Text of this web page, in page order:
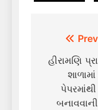
Post
હીરામણિ
બનાવવાની